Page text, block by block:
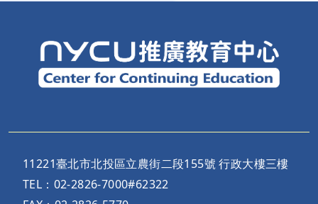
11221臺北市北投區立農街二段155號 行政大樓三樓
TEL：02-2826-7000#62322